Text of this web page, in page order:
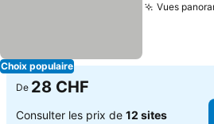
Choix populaire
Vues
De 28 CHF
Consulter les prix de 12 sites